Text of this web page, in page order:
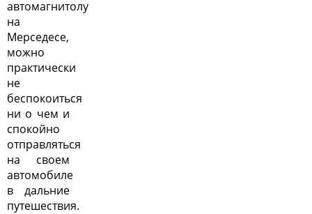
автомагнитолу
на
Мерседесе,
можно
практически
не
беспокоиться
ни о чем и
спокойно
отправляться
на своем
автомобиле
в дальние
путешествия.